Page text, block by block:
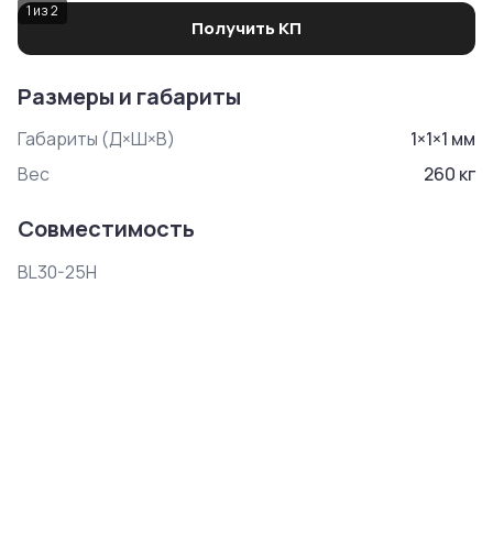
1 из2
Получить КП
Размеры и габариты
Габариты (Д×Ш×В) 1×1×1 мм
Вес
260 кг
Совместимость
BL30-25H